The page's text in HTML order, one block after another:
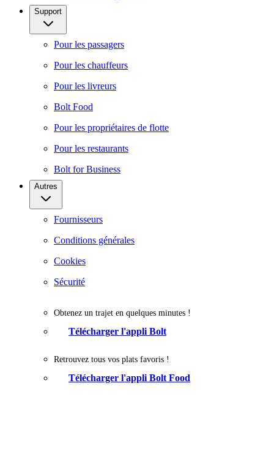
Support
Pour les passagers
Pour les chauffeurs
Pour les livreurs
Bolt Food
Pour les propriétaires de flotte
Pour les restaurants
Bolt for Business
Autres
Fournisseurs
Conditions générales
Cookies
Sécurité
Obtenez un trajet en quelques minutes !
Télécharger l'appli Bolt
Retrouvez tous vos plats favoris !
Télécharger l'appli Bolt Food